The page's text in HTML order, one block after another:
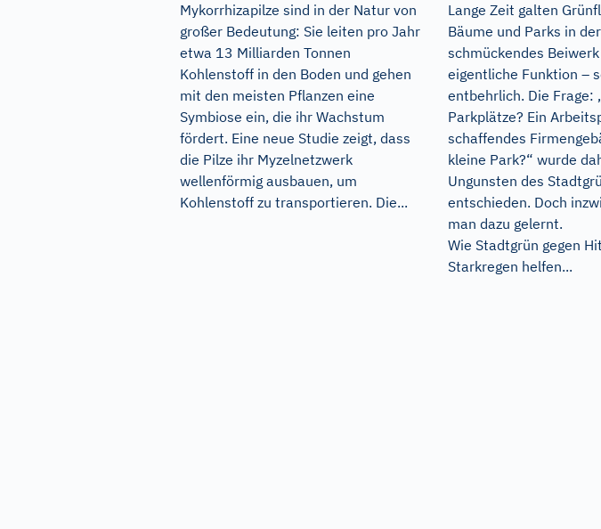
Mykorrhizapilze sind in der Natur von
großer Bedeutung: Sie leiten pro Jahr
etwa 13 Milliarden Tonnen
Kohlenstoff in den Boden und gehen
mit den meisten Pflanzen eine
Symbiose ein, die ihr Wachstum
fördert. Eine neue Studie zeigt, dass
die Pilze ihr Myzelnetzwerk
wellenförmig ausbauen, um
Kohlenstoff zu transportieren. Die...
Lange Zeit galten
Bäume und Parks in
schmückendes
eigentliche Funktion –
entbehrlich. Die Frage:
Parkplätze? Ein
schaffendes
kleine Park?“ wurde
Ungunsten des
entschieden. Doch
man dazu gelernt.
Wie Stadtgrün gegen
Starkregen helfen...